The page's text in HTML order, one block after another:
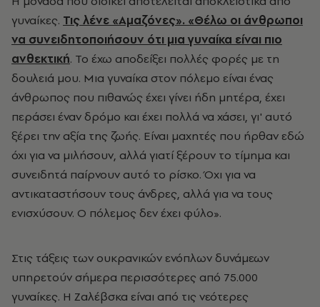
γυναίκες. Τις λένε «Αμαζόνες». «Θέλω οι άνθρωποι
να συνειδητοποιήσουν ότι μια γυναίκα είναι πιο
ανθεκτική. Το έχω αποδείξει πολλές φορές με τη
δουλειά μου. Μια γυναίκα στον πόλεμο είναι ένας
άνθρωπος που πιθανώς έχει γίνει ήδη μητέρα, έχει
περάσει έναν δρόμο και έχει πολλά να χάσει, γι' αυτό
ξέρει την αξία της ζωής. Είναι μαχητές που ήρθαν εδώ
όχι για να μιλήσουν, αλλά γιατί ξέρουν το τίμημα και
συνειδητά παίρνουν αυτό το ρίσκο. Όχι για να
αντικαταστήσουν τους άνδρες, αλλά για να τους
ενισχύσουν. Ο πόλεμος δεν έχει φύλο».
Στις τάξεις των ουκρανικών ενόπλων δυνάμεων
υπηρετούν σήμερα περισσότερες από 75.000
γυναίκες. Η Ζαλέβσκα είναι από τις νεότερες